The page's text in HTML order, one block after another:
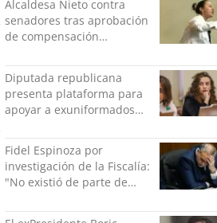
Alcaldesa Nieto contra
senadores tras aprobación
de compensación
indolente"
Diputada republicana
presenta plataforma para
apoyar a exuniformados
social
Fidel Espinoza por
investigación de la Fiscalía:
"No existió de parte de
violencia física ni verbal"